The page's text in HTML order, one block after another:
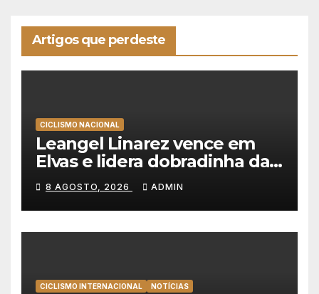
Artigos que perdeste
CICLISMO NACIONAL
Leangel Linarez vence em
Elvas e lidera dobradinha da
Tavfer-Ovos Matinados-
Mortágua
8 AGOSTO, 2026 ADMIN
CICLISMO INTERNACIONAL NOTÍCIAS